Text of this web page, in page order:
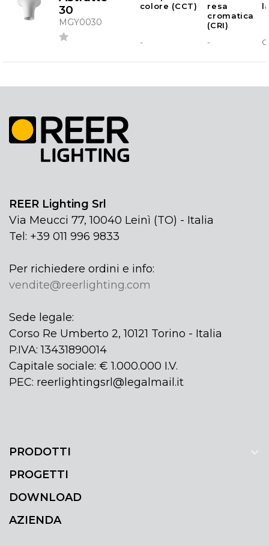
30
MGY0030
colore (CCT)
resa
cromatica
(CRI)
- -
REER Lighting Srl
Via Meucci 77, 10040 Leinì (TO) - Italia
Tel: +39 011 996 9833
Per richiedere ordini e info:
vendite@reerlighting.com
Sede legale:
Corso Re Umberto 2, 10121 Torino - Italia
P.IVA: 13431890014
Capitale sociale: € 1.000.000 I.V.
PEC: reerlightingsrl@legalmail.it
PRODOTTI
PROGETTI
DOWNLOAD
AZIENDA